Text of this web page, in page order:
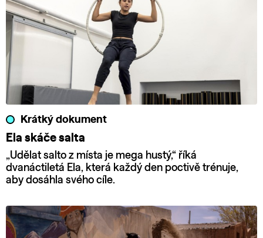
Krátký dokument
Ela skáče salta
„Udělat salto z místa je mega hustý,“ říká
dvanáctiletá Ela, která každý den poctivě trénuje,
aby dosáhla svého cíle.